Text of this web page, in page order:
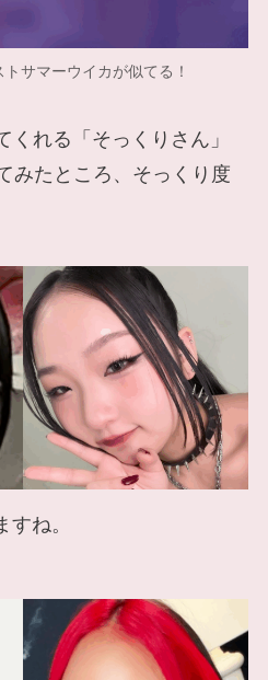
サマーウイカが似てる！
れる「そっくりさん」
みたところ、そっくり度
ね。